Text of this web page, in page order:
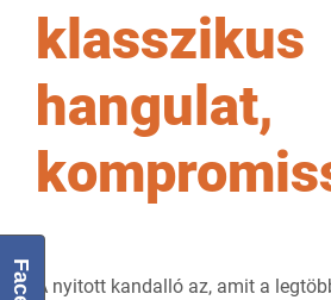
klasszikus
hangulat,
A nyitott kandalló az, amit a